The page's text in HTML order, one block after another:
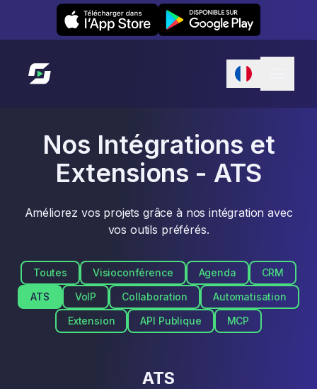
Leexi on iOS Leexi on Android
Lien vers l'accueil
Nos Intégrations et
Extensions - ATS
Améliorez vos projets grâce à nos intégration avec
vos outils préférés.
Toutes Visioconférence Agenda
CRM
ATS
VoIP Collaboration
Automatisation
Extension
API Publique MCP
ATS